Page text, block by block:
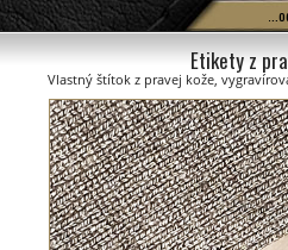
Etikety z
Vlastný štítok z pravej kože,